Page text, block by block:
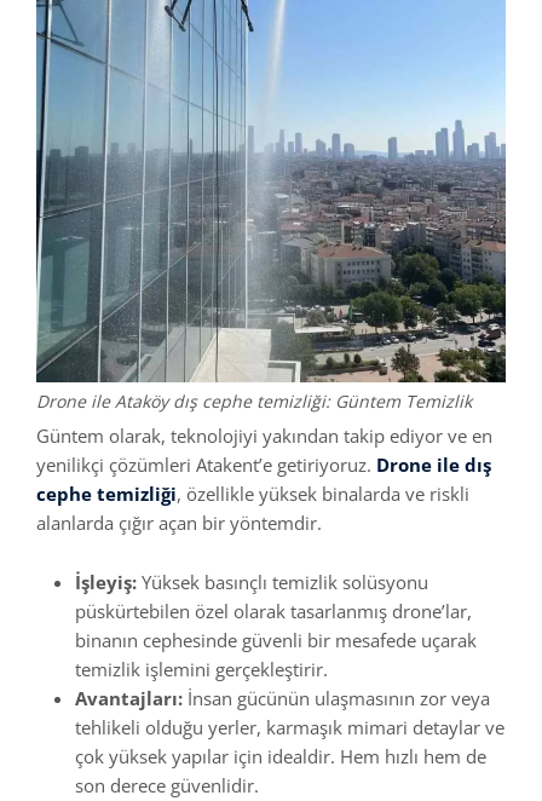
Drone ile Ataköy dış cephe temizliği: Güntem Temizlik
Güntem olarak, teknolojiyi yakından takip ediyor ve en
yenilikçi çözümleri Atakent’e getiriyoruz. Drone ile dış
cephe temizliği, özellikle yüksek binalarda ve riskli
alanlarda çığır açan bir yöntemdir.
İşleyiş: Yüksek basınçlı temizlik solüsyonu
püskürtebilen özel olarak tasarlanmış drone’lar,
binanın cephesinde güvenli bir mesafede uçarak
temizlik işlemini gerçekleştirir.
Avantajları: İnsan gücünün ulaşmasının zor veya
tehlikeli olduğu yerler, karmaşık mimari detaylar ve
çok yüksek yapılar için idealdir. Hem hızlı hem de
son derece güvenlidir.